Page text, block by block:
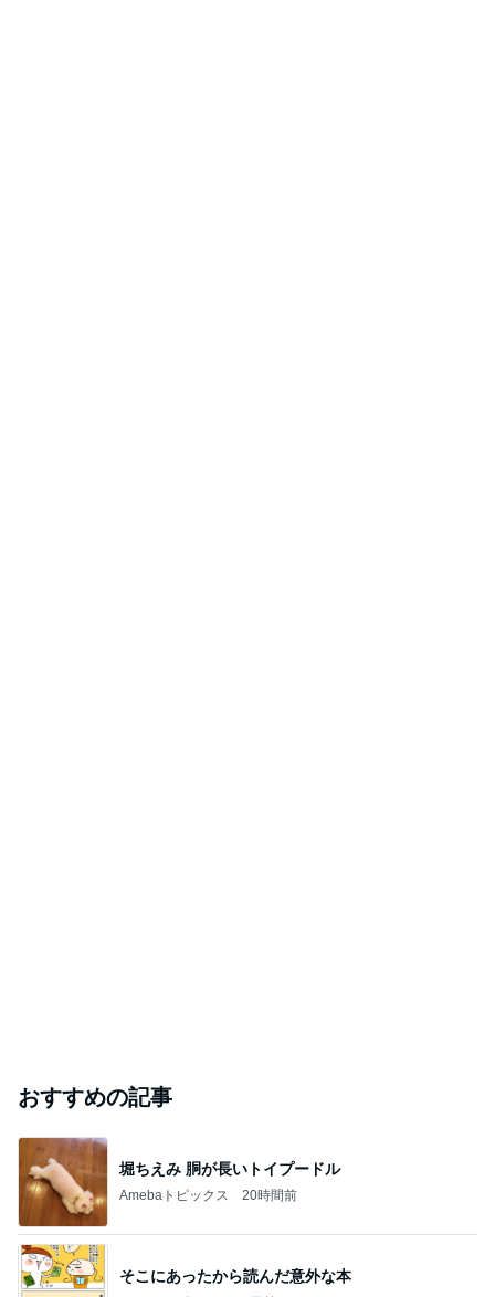
おすすめの記事
堀ちえみ 胴が長いトイプードル
Amebaトピックス 20時間前
そこにあったから読んだ意外な本